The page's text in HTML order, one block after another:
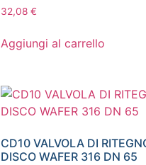
32,08€
Aggiungi al carrello
CD10 VALVOLA DI
DISCO WAFER 316 DN 65